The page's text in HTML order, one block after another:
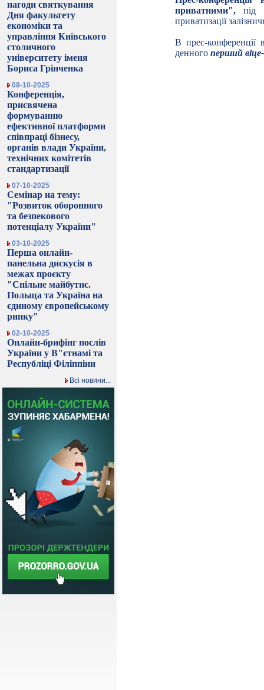
нагоди святкування
Дня факультету
економіки та
управління Київського
столичного
університету іменя
Бориса Грінченка
08-10-2025
Конференція,
присвячена
формуванню
ефективної платформи
співпраці бізнесу,
органів влади України,
технічних комітетів
стандартизації
07-10-2025
Семінар на тему:
"Розвиток оборонного
та безпекового
потенціалу України"
03-10-2025
Перша онлайн-
панельна дискусія в
межах проєкту
"Спільне майбутнє.
Польща та Україна на
єдиному європейському
ринку"
02-10-2025
Онлайн-брифінг послів
України у В"єтнамі та
Республіці Філіппіни
Всі новини...
приватними",під
приватизації
В прес-конференції
денного перший